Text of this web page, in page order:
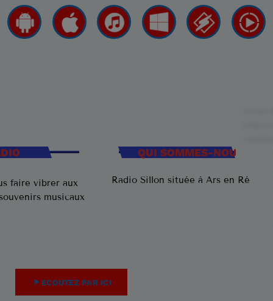
faire vibrer aux
musicaux
play_arrow ECOUTEZ PAR ICI
QUI SOMMES-NOUS
Radio Sillon située à Ars en Ré